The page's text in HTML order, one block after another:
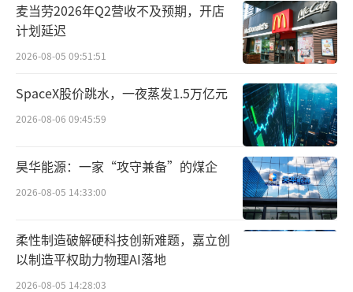
中国食品产业分析师朱丹蓬认为：“星巴
克咖啡产品具有产品属性和情感属性。星巴克
卖得不止是产品，还有第三空间和品牌溢价
等。所以星巴克咖啡产品不会轻易降价。但其
非咖产品降价能够扩大下午茶的场景，以及吸
引不宜喝含咖啡因的客群。”
“‘非咖’场景下完善的产品矩阵，将与
核心咖啡产品双线并举，让星巴克能够根据不
同消费场景、门店类型等因素，打造不同的产
品组合与体验，从而更好地满足顾客的多元需
麦当劳2026年Q2营收不及预期，开店
计划延迟
2026-08-05 09:51:51
SpaceX股价跳水，一夜蒸发1.5万亿元
2026-08-06 09:45:59
昊华能源：一家“攻守兼备”的煤企
2026-08-05 14:33:00
柔性制造破解硬科技创新难题，嘉立创
以制造平权助力物理AI落地
2026-08-05 14:28:03